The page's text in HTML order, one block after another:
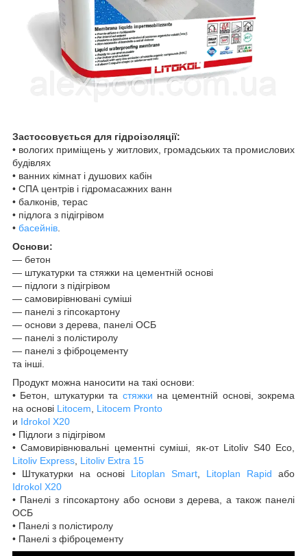
Застосовується для гідроізоляції:
• вологих приміщень у житлових, громадських та промислових
будівлях
• ванних кімнат і душових кабін
• СПА центрів і гідромасажних ванн
• балконів, терас
• підлога з підігрівом
• басейнів.
Основи:
— бетон
— штукатурки та стяжки на цементній основі
― підлоги з підігрівом
― самовирівнювані суміші
— панелі з гіпсокартону
― основи з дерева, панелі ОСБ
— панелі з полістиролу
— панелі з фіброцементу
та інші.
Продукт можна наносити на такі основи:
• Бетон, штукатурки та стяжки на цементній основі, зокрема
на основі Litocem, Litocem Pronto
и Idrokol X20
• Підлоги з підігрівом
• Самовирівнювальні цементні суміші, як-от Litoliv S40 Eco,
Litoliv Express, Litoliv Extra 15
• Штукатурки на основі Litoplan Smart, Litoplan Rapid або
Idrokol X20
• Панелі з гіпсокартону або основи з дерева, а також панелі
ОСБ
• Панелі з полістиролу
• Панелі з фіброцементу